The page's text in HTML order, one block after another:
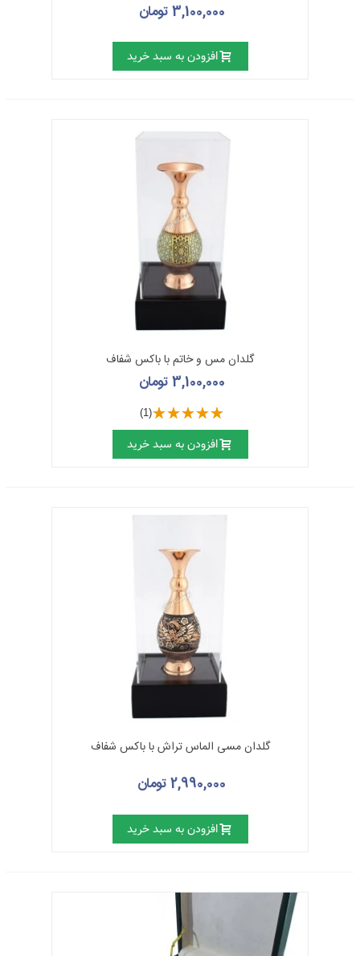
3,100,000 تومان
افزودن به سبد خرید
گلدان مس و خاتم با باکس شفاف
3,100,000 تومان
(1)
افزودن به سبد خرید
گلدان مسی الماس تراش با باکس شفاف
2,990,000 تومان
افزودن به سبد خرید